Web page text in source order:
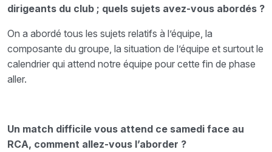
dirigeants du club ; quels sujets avez-vous abordés ?
On a abordé tous les sujets relatifs à l’équipe, la
composante du groupe, la situation de l’équipe et surtout le
calendrier qui attend notre équipe pour cette fin de phase
aller.
Un match difficile vous attend ce samedi face au
RCA, comment allez-vous l’aborder ?